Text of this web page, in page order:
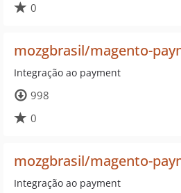
0
mozgbrasil/magento-
Integração ao payment
998
0
mozgbrasil/magento-
Integração ao payment